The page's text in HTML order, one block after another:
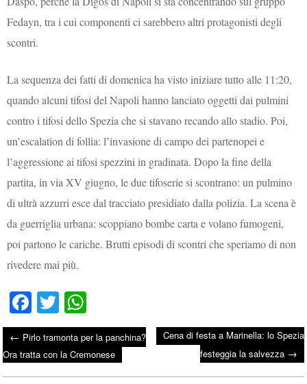
Fedayn, tra i cui componenti ci sarebbero altri protagonisti degli
scontri.
La sequenza dei fatti di domenica ha visto iniziare tutto alle 11:20,
quando alcuni tifosi del Napoli hanno lanciato oggetti dai pulmini
contro i tifosi dello Spezia che si stavano recando allo stadio. Poi,
un’escalation di follia: l’invasione di campo dei partenopei e
l’aggressione ai tifosi spezzini in gradinata. Dopo la fine della
partita, in via XV giugno, le due tifoserie si scontrano: un pulmino
di ultrà azzurri esce dal tracciato presidiato dalla polizia. La scena è
da guerriglia urbana: scoppiano bombe carta e volano fumogeni,
poi partono le cariche. Brutti episodi di scontri che speriamo di non
rivedere mai più.
Fa
ce
bo
ok
T
wi
tte
r
ha
ts
A
Post navigation
← Pirlo tramonta per la panchina?
Ora tratta con la Cremonese
Cena di festa a Marinella: lo Spezia
festeggia la salvezza →